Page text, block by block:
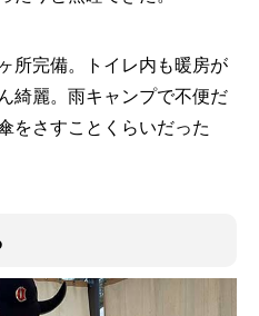
所完備。トイレ内も暖房が
綺麗。雨キャンプで不便だ
をさすことくらいだった